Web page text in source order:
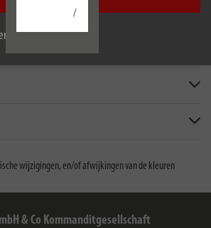
/
wijzigingen, en/of afwijkingen van de kleuren
& Co Kommanditgesellschaft